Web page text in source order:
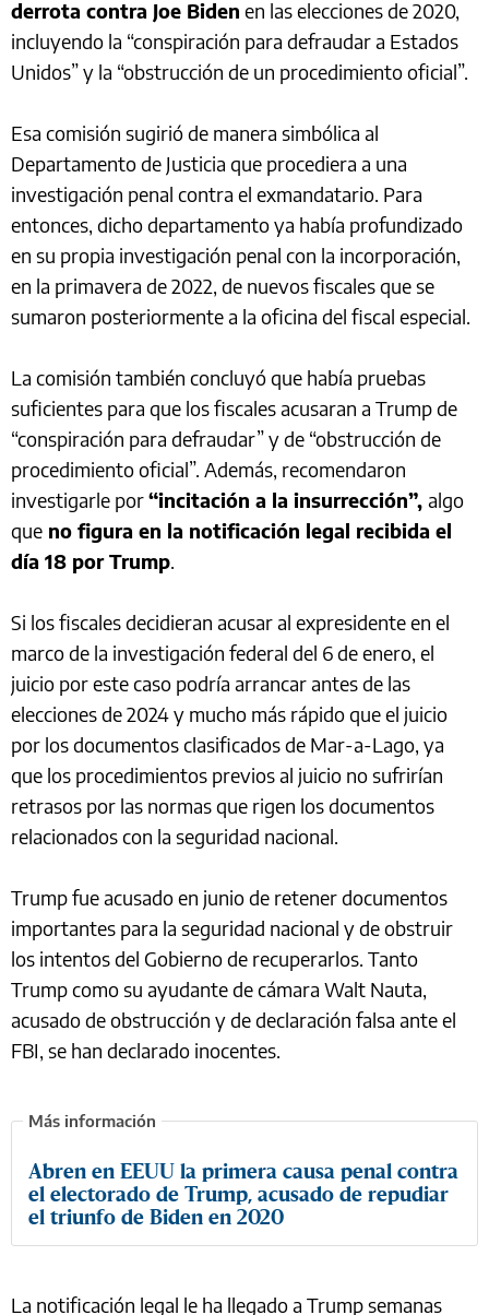
derrota contra Joe Biden en las elecciones de 2020,
incluyendo la “conspiración para defraudar a Estados
Unidos” y la “obstrucción de un procedimiento oficial”.
Esa comisión sugirió de manera simbólica al
Departamento de Justicia que procediera a una
investigación penal contra el exmandatario. Para
entonces, dicho departamento ya había profundizado
en su propia investigación penal con la incorporación,
en la primavera de 2022, de nuevos fiscales que se
sumaron posteriormente a la oficina del fiscal especial.
La comisión también concluyó que había pruebas
suficientes para que los fiscales acusaran a Trump de
“conspiración para defraudar” y de “obstrucción de
procedimiento oficial”. Además, recomendaron
investigarle por“incitación a la insurrección”, algo
que no figura en la notificación legal recibida el
día 18 por Trump.
Si los fiscales decidieran acusar al expresidente en el
marco de la investigación federal del 6 de enero, el
juicio por este caso podría arrancar antes de las
elecciones de 2024 y mucho más rápido que el juicio
por los documentos clasificados de Mar-a-Lago, ya
que los procedimientos previos al juicio no sufrirían
retrasos por las normas que rigen los documentos
relacionados con la seguridad nacional.
Trump fue acusado en junio de retener documentos
importantes para la seguridad nacional y de obstruir
los intentos del Gobierno de recuperarlos. Tanto
Trump como su ayudante de cámara Walt Nauta,
acusado de obstrucción y de declaración falsa ante el
FBI, se han declarado inocentes.
Abren en EEUU la primera causa penal contra
el electorado de Trump, acusado de repudiar
el triunfo de Biden en 2020
La notificación legal le ha llegado a Trump semanas